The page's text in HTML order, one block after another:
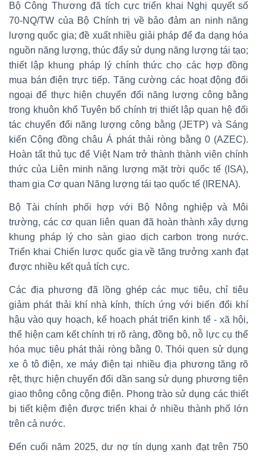
Bộ Công Thương đã tích cực triển khai Nghị quyết số
70-NQ/TW của Bộ Chính trị về bảo đảm an ninh năng
lượng quốc gia; đề xuất nhiều giải pháp để đa dạng hóa
nguồn năng lượng, thúc đẩy sử dụng năng lượng tái tạo;
thiết lập khung pháp lý chính thức cho các hợp đồng
mua bán điện trực tiếp. Tăng cường các hoạt động đối
ngoại để thực hiện chuyển đổi năng lượng công bằng
trong khuôn khổ Tuyên bố chính trị thiết lập quan hệ đối
tác chuyển đổi năng lượng công bằng (JETP) và Sáng
kiến Cộng đồng châu Á phát thải ròng bằng 0 (AZEC).
Hoàn tất thủ tục để Việt Nam trở thành thành viên chính
thức của Liên minh năng lượng mặt trời quốc tế (ISA),
tham gia Cơ quan Năng lượng tái tạo quốc tế (IRENA).
Bộ Tài chính phối hợp với Bộ Nông nghiệp và Môi
trường, các cơ quan liên quan đã hoàn thành xây dựng
khung pháp lý cho sàn giao dịch carbon trong nước.
Triển khai Chiến lược quốc gia về tăng trưởng xanh đạt
được nhiều kết quả tích cực.
Các địa phương đã lồng ghép các mục tiêu, chỉ tiêu
giảm phát thải khí nhà kính, thích ứng với biến đổi khí
hậu vào quy hoạch, kế hoạch phát triển kinh tế - xã hội,
thể hiện cam kết chính trị rõ ràng, đồng bộ, nỗ lực cụ thể
hóa mục tiêu phát thải ròng bằng 0. Thói quen sử dụng
xe ô tô điện, xe máy điện tại nhiều địa phương tăng rõ
rệt, thực hiện chuyển đổi dần sang sử dụng phương tiện
giao thông công cộng điện. Phong trào sử dụng các thiết
bị tiết kiệm điện được triển khai ở nhiều thành phố lớn
trên cả nước.
Đến cuối năm 2025, dư nợ tín dụng xanh đạt trên 750